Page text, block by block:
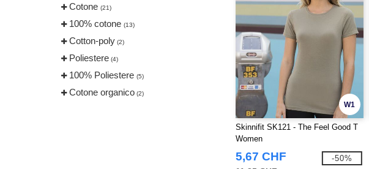
Cotone (21)
100% cotone (13)
Cotton-poly (2)
Poliestere (4)
100% Poliestere (5)
Cotone organico (2)
W1
Skinnifit SK121 - The Feel Good T
Women
5,67 CHF -50%